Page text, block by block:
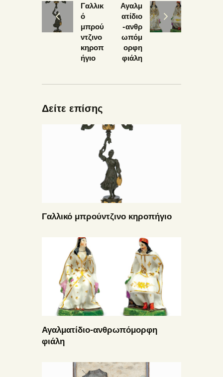
Γαλλικ
ό
μπρού
ντζινο
κηροπ
ήγιο
Αγαλμ
ατίδιο
-ανθρ
ωπόμ
ορφη
φιάλη
Δείτε επίσης
Γαλλικό μπρούντζινο κηροπήγιο
Αγαλματίδιο-ανθρωπόμορφη
φιάλη